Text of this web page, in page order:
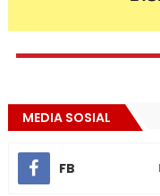
MEDIA SOSIAL
FB